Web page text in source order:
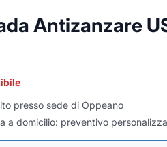
Antizanzare
presso sede di Oppeano
a domicilio: preventivo